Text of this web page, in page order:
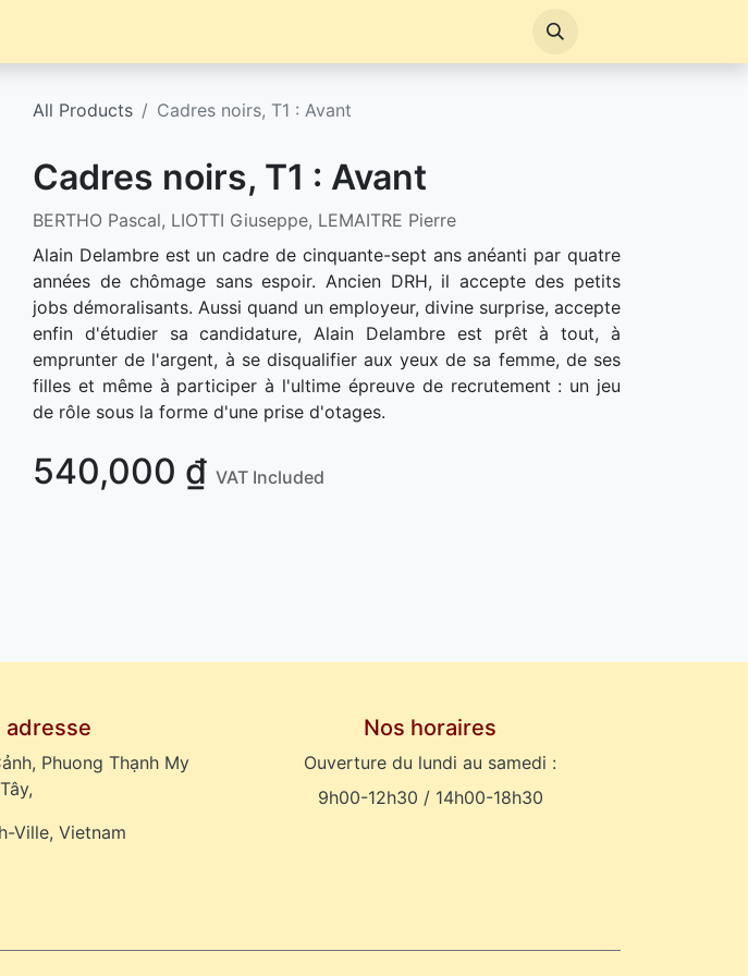
All Products Cadres noirs, T1 : Avant
Cadres noirs, T1 : Avant
BERTHO Pascal, LIOTTI Giuseppe, LEMAITRE Pierre
Alain Delambre est un cadre de cinquante-sept ans anéanti par quatre
années de chômage sans espoir. Ancien DRH, il accepte des petits
jobs démoralisants. Aussi quand un employeur, divine surprise, accepte
enfin d'étudier sa candidature, Alain Delambre est prêt à tout, à
emprunter de l'argent, à se disqualifier aux yeux de sa femme, de ses
filles et même à participer à l'ultime épreuve de recrutement : un jeu
de rôle sous la forme d'une prise d'otages.
540,000 ₫ VAT Included
adresse
Phuong Thạnh My
Tây,
Ville, Vietnam
Nos horaires
Ouverture du lundi au samedi :
9h00-12h30 / 14h00-18h30